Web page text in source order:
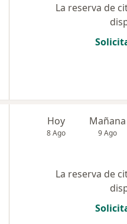
La reserva de
Hoy
8 Ago
Mañana
9 Ago
La reserva de